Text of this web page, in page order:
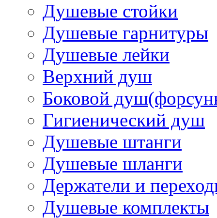
Душевые стойки
Душевые гарнитуры
Душевые лейки
Верхний душ
Боковой
Гигиенический душ
Душевые штанги
Душевые шланги
Держатели и
Душевые комплекты